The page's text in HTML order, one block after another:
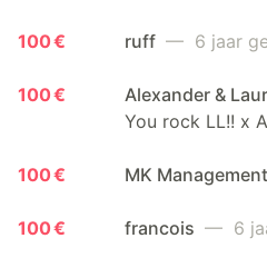
100 € ruff — 6 jaar
100 € Alexander &
You rock LL!! x
100 € MK Management
100 € francois — 6